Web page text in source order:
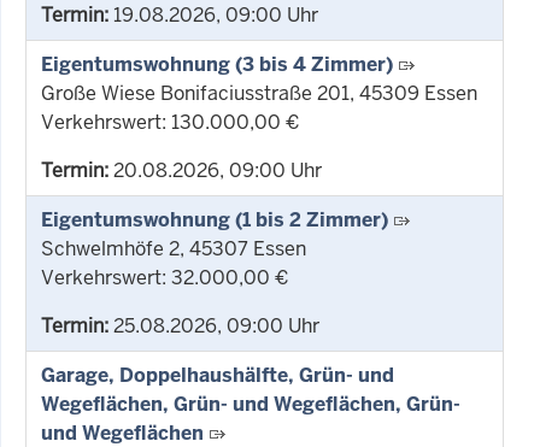
Termin:19.08.2026, 09:00 Uhr
Eigentumswohnung (3 bis 4 Zimmer)
Große Wiese Bonifaciusstraße 201, 45309 Essen
Verkehrswert: 130.000,00 €
Termin:20.08.2026, 09:00 Uhr
Eigentumswohnung (1 bis 2 Zimmer)
Schwelmhöfe 2, 45307 Essen
Verkehrswert: 32.000,00 €
Termin:25.08.2026, 09:00 Uhr
Garage, Doppelhaushälfte, Grün- und
Wegeflächen, Grün- und Wegeflächen, Grün-
und Wegeflächen